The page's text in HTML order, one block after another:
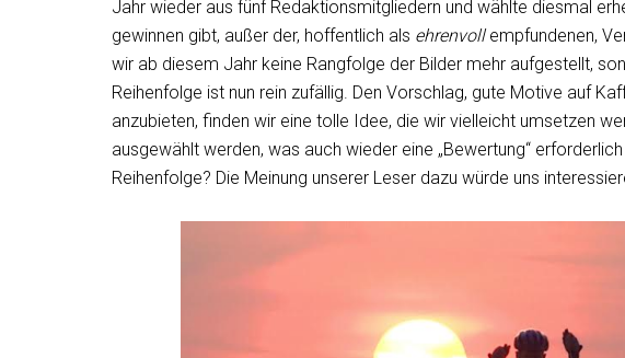
Jahr wieder aus fünf Redaktionsmitgliedern und wählte diesmal
gewinnen gibt, außer der, hoffentlich als ehrenvollempfundenen,
wir ab diesem Jahr keine Rangfolge der Bilder mehr aufgestellt,
Reihenfolge ist nun rein zufällig. Den Vorschlag, gute Motive auf
anzubieten, finden wir eine tolle Idee, die wir vielleicht umsetzen
ausgewählt werden, was auch wieder eine „Bewertung“
Reihenfolge? Die Meinung unserer Leser dazu würde uns